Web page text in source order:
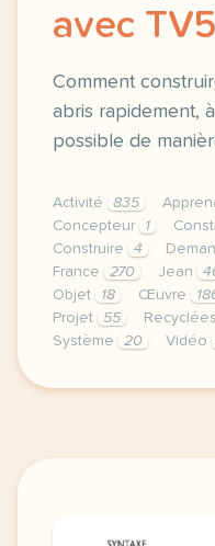
avec
Comment
abris rapidement,
possible de
Activité 835
Concepteur
1
Construire
4
France
270 Jean
Objet
18 Œuvre
Projet
55 Recyclées
Système
20 Vidéo
le respect de